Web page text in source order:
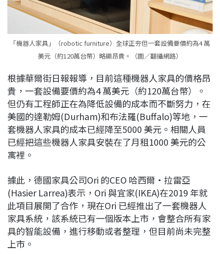
「機器人家具」（robotic furniture）全球正夯但一套設備要價約為4 萬
美元（約120萬台幣）略顯昂貴。（圖／翻攝網路）
根據華爾街日報報導，目前這種機器人家具的價格昂
貴，一套設備要價約為4 萬美元（約120萬台幣）。
但仍有工程師正在為降低設備的成本而不斷努力，在
美國的達勒姆(Durham)和布法羅(Buffalo)等地，一
套機器人家具的成本已經降至5000 美元。相關人員
已經把這些機器人家具安裝在了月租1000 美元的公
寓裡。
據此，德國家具公司Ori 的CEO 哈西爾・拉雷亞
(Hasier Larrea)表示，Ori 與宜家(IKEA)在2019 年就
此項目展開了合作，現在Ori 已經推出了一套機器人
家具系統，該系統已有一個版本上市，會整合所有家
具的智能設備，進行移動或者整理，但目前尚未完整
上市。